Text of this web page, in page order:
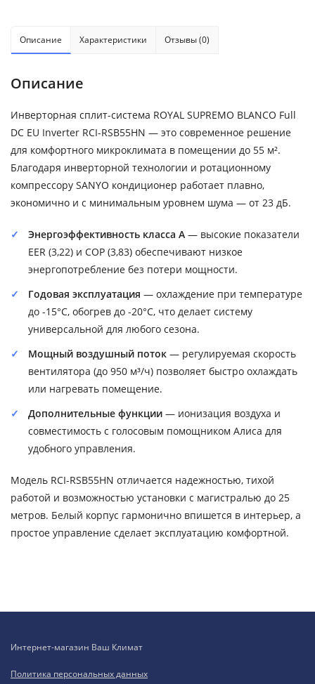
Описание Характеристики Отзывы (0)
Описание
Инверторная сплит-система ROYAL SUPREMO BLANCO Full
DC EU Inverter RCI-RSB55HN — это современное решение
для комфортного микроклимата в помещении до 55 м².
Благодаря инверторной технологии и ротационному
компрессору SANYO кондиционер работает плавно,
экономично и с минимальным уровнем шума — от 23 дБ.
Энергоэффективность класса A — высокие показатели
EER (3,22) и COP (3,83) обеспечивают низкое
энергопотребление без потери мощности.
Годовая эксплуатация — охлаждение при температуре
до -15°C, обогрев до -20°C, что делает систему
универсальной для любого сезона.
Мощный воздушный поток — регулируемая скорость
вентилятора (до 950 м³/ч) позволяет быстро охлаждать
или нагревать помещение.
Дополнительные функции — ионизация воздуха и
совместимость с голосовым помощником Алиса для
удобного управления.
Модель RCI-RSB55HN отличается надежностью, тихой
работой и возможностью установки с магистралью до 25
метров. Белый корпус гармонично впишется в интерьер, а
простое управление сделает эксплуатацию комфортной.
Интернет-магазин Ваш Климат
Политика персональных данных